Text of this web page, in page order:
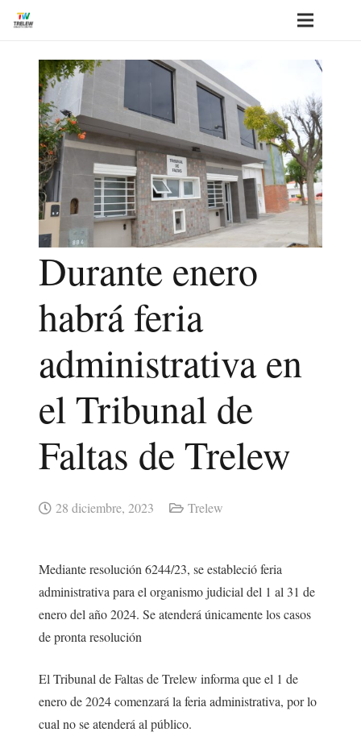
Durante enero
habrá feria
administrativa en
el Tribunal de
Faltas de Trelew
28 diciembre, 2023 Trelew
Mediante resolución 6244/23, se estableció feria
administrativa para el organismo judicial del 1 al 31 de
enero del año 2024. Se atenderá únicamente los casos
de pronta resolución
El Tribunal de Faltas de Trelew informa que el 1 de
enero de 2024 comenzará la feria administrativa, por lo
cual no se atenderá al público.